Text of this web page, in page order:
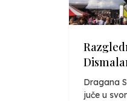
Dragana
juče u